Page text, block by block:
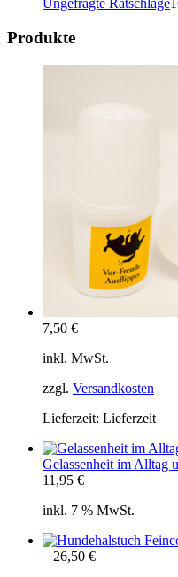
Ungefragte Ratschläge
Produkte
7,50 €
inkl. MwSt.
zzgl. Versandkosten
Lieferzeit: Lieferzeit
Gelassenheit im Alltag
11,95 €
inkl. 7 % MwSt.
– 26,50 €